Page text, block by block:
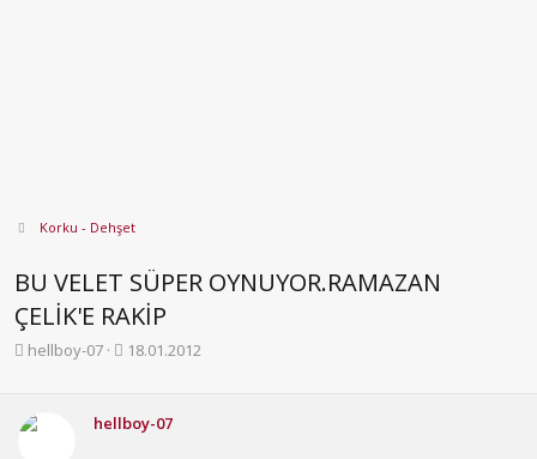
Korku - Dehşet
BU VELET SÜPER OYNUYOR.RAMAZAN
ÇELİK'E RAKİP
K
b
u
hellboy-07
B
a
18.01.2012
hellboy-07